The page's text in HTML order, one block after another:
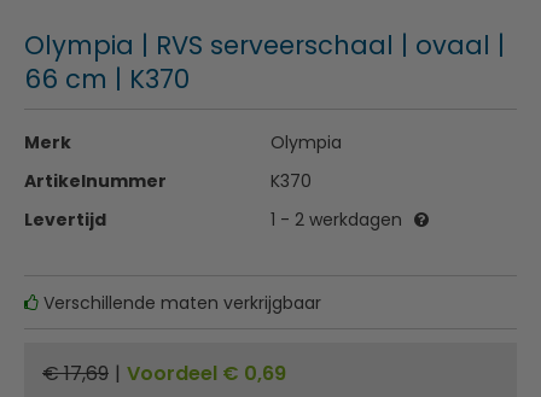
Olympia | RVS serveerschaal | ovaal |
66 cm | K370
Merk
Olympia
Artikelnummer
K370
Levertijd
1 - 2 werkdagen
Verschillende maten verkrijgbaar
€ 17,69 | Voordeel € 0,69